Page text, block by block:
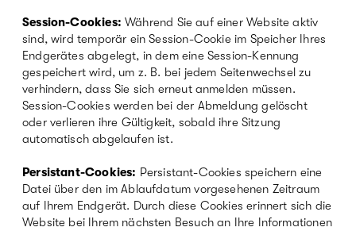
Session-Cookies: Während Sie auf einer Website aktiv
sind, wird temporär ein Session-Cookie im Speicher Ihres
Endgerätes abgelegt, in dem eine Session-Kennung
gespeichert wird, um z. B. bei jedem Seitenwechsel zu
verhindern, dass Sie sich erneut anmelden müssen.
Session-Cookies werden bei der Abmeldung gelöscht
oder verlieren ihre Gültigkeit, sobald ihre Sitzung
automatisch abgelaufen ist.
Persistant-Cookies: Persistant-Cookies speichern eine
Datei über den im Ablaufdatum vorgesehenen Zeitraum
auf Ihrem Endgerät. Durch diese Cookies erinnert sich die
Website bei Ihrem nächsten Besuch an Ihre Informationen